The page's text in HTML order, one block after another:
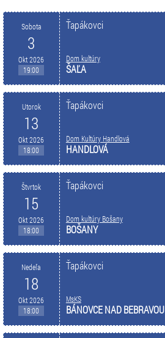
Sobota
3
Okt 2026
19:00
Ťapákovci
Dom kultúry
ŠAĽA
Utorok
13
Okt 2026
18:00
Ťapákovci
Dom Kultúry Handlová
HANDLOVÁ
Štvrtok
15
Okt 2026
18:00
Ťapákovci
Dom kultúry Bošany
BOŠANY
Nedeľa
18
Okt 2026
18:00
Ťapákovci
MsKS
BÁNOVCE NAD BEBRAVOU